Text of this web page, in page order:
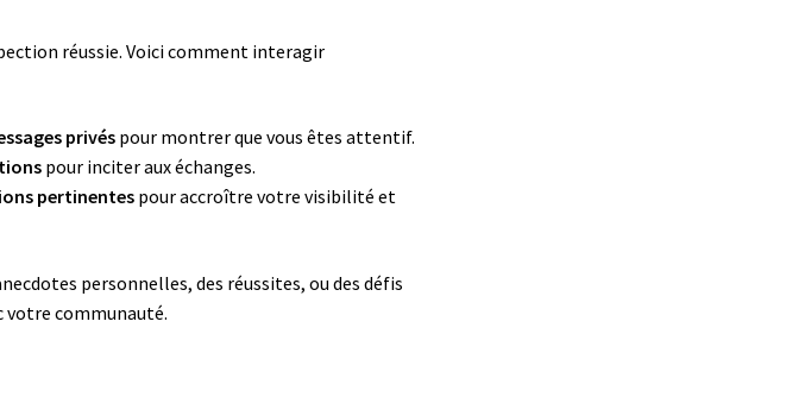
réussie. Voici comment interagir
privés pour montrer que vous êtes attentif.
pour inciter aux échanges.
pertinentes pour accroître votre visibilité et
personnelles, des réussites, ou des défis
votre communauté.